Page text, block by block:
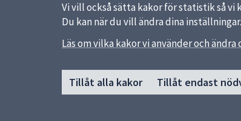
Vi vill också sätta kakor för statistik så
Du kan när du vill ändra dina inställningar.
Läs om vilka kakor vi använder och
Tillåt alla kakor Tillåt endast
SidfotHuvudmeny
Start
Besök museet